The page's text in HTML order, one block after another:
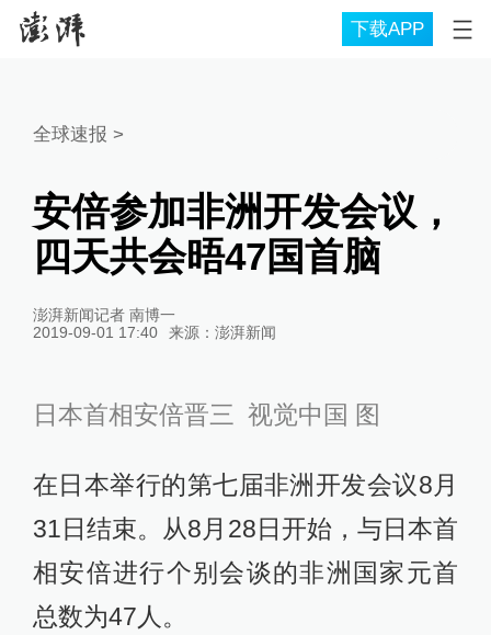
下载APP
全球速报 >
安倍参加非洲开发会议，
四天共会晤47国首脑
澎湃新闻记者 南博一
2019-09-01 17:40
来源： 澎湃新闻
日本首相安倍晋三 视觉中国 图
在日本举行的第七届非洲开发会议8月
31日结束。从8月28日开始，与日本首
相安倍进行个别会谈的非洲国家元首
总数为47人。